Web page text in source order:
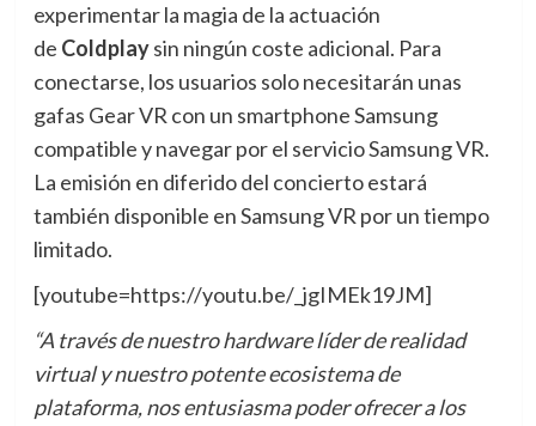
experimentar la magia de la actuación
de Coldplaysin ningún coste adicional. Para
conectarse, los usuarios solo necesitarán unas
gafas Gear VR con un smartphone Samsung
compatible y navegar por el servicio Samsung VR.
La emisión en diferido del concierto estará
también disponible en Samsung VR por un tiempo
limitado.
[youtube=https://youtu.be/_jgIMEk19JM]
“A través de nuestro hardware líder de realidad
virtual y nuestro potente ecosistema de
plataforma, nos entusiasma poder ofrecer a los